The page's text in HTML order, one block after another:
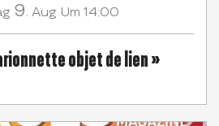
9. Aug Um 14:00
objet de lien »